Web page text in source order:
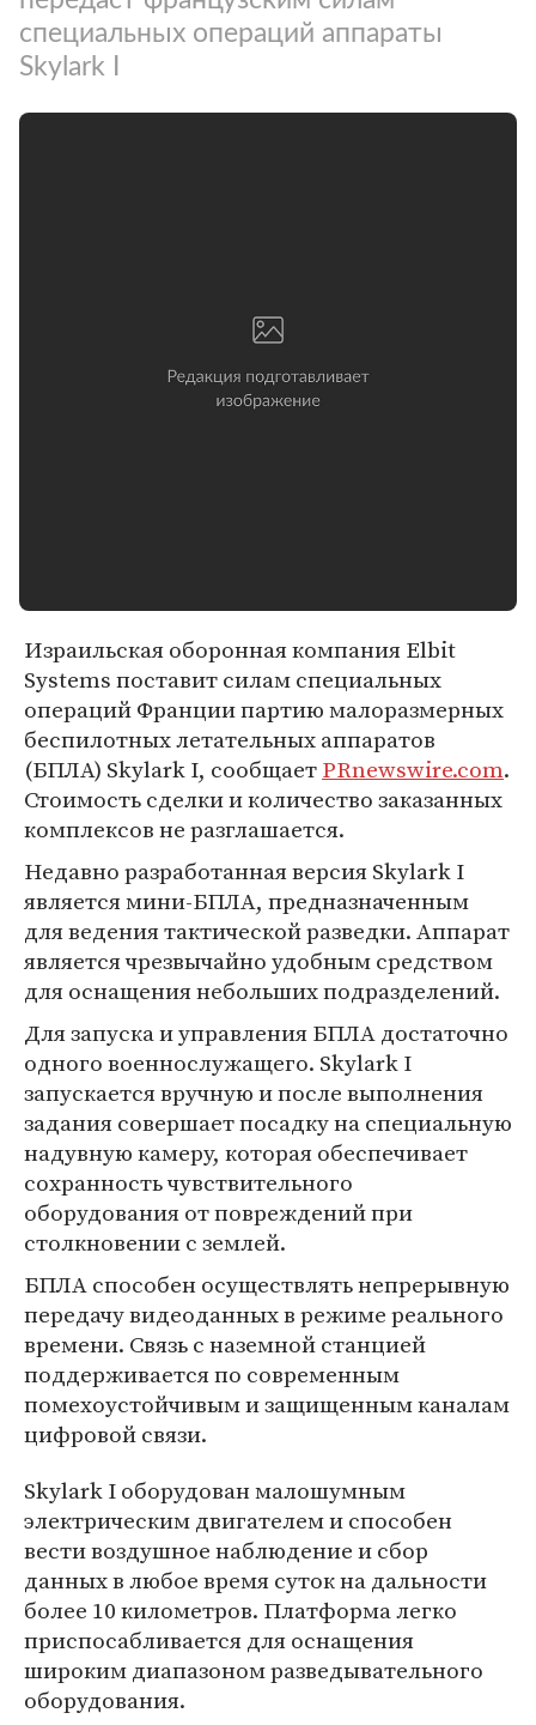
специальных операций аппараты
Skylark I
Израильская оборонная компания Elbit
Systems поставит силам специальных
операций Франции партию малоразмерных
беспилотных летательных аппаратов
(БПЛА) Skylark I, сообщаетPRnewswire.com.
Стоимость сделки и количество заказанных
комплексов не разглашается.
Недавно разработанная версия Skylark I
является мини-БПЛА, предназначенным
для ведения тактической разведки. Аппарат
является чрезвычайно удобным средством
для оснащения небольших подразделений.
Для запуска и управления БПЛА достаточно
одного военнослужащего. Skylark I
запускается вручную и после выполнения
задания совершает посадку на специальную
надувную камеру, которая обеспечивает
сохранность чувствительного
оборудования от повреждений при
столкновении с землей.
БПЛА способен осуществлять непрерывную
передачу видеоданных в режиме реального
времени. Связь с наземной станцией
поддерживается по современным
помехоустойчивым и защищенным каналам
цифровой связи.
Skylark I оборудован малошумным
электрическим двигателем и способен
вести воздушное наблюдение и сбор
данных в любое время суток на дальности
более 10 километров. Платформа легко
приспосабливается для оснащения
широким диапазоном разведывательного
оборудования.